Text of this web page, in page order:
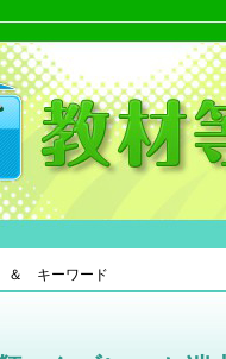
＆ キーワード